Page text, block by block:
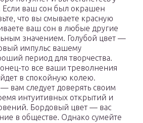
Если ваш сон был окрашен
что вы смываете красную
ваш сон в любые другие
значением. Голубой цвет —
импульс вашему
период для творчества.
то все ваши треволнения
в спокойную колею.
вам следует доверять своим
интуитивных открытий и
Бордовый цвет — вас
в обществе. Однако сумейте